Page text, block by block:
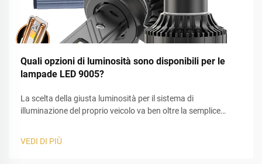
Quali opzioni di luminosità sono disponibili per le
lampade LED 9005?
La scelta della giusta luminosità per il sistema di
illuminazione del proprio veicolo va ben oltre la semplice
qualità di esperti nell’illuminazione automobilistica,
VEDI DI PIÙ